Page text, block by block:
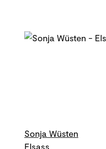
Sonja Wüsten
Elsass